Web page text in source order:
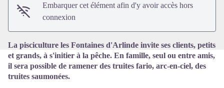
Embarquer cet élément afin d'y avoir accès hors
connexion
La pisciculture les Fontaines d'Arlinde invite ses clients, petits
et grands, à s'initier à la pêche. En famille, seul ou entre amis,
il sera possible de ramener des truites fario, arc-en-ciel, des
truites saumonées.